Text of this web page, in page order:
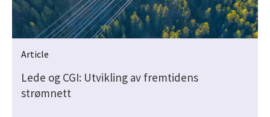
Article
Lede og CGI: Utvikling av fremtidens
strømnett